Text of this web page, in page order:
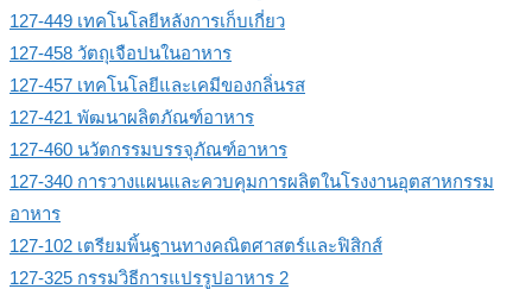
127-449 เทคโนโลยีหลังการเก็บเกี่ยว
127-458 วัตถุเจือปนในอาหาร
127-457 เทคโนโลยีและเคมีของกลิ่นรส
127-421 พัฒนาผลิตภัณฑ์อาหาร
127-460 นวัตกรรมบรรจุภัณฑ์อาหาร
127-340 การวางแผนและควบคุมการผลิตในโรงงานอุตสาหกรรม
อาหาร
127-102 เตรียมพิ้นฐานทางคณิตศาสตร์และฟิสิกส์
127-325 กรรมวิธีการแปรรูปอาหาร 2